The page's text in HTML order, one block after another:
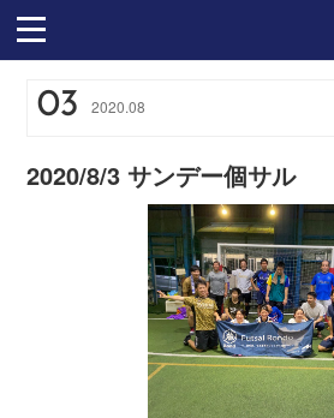
03 2020.08
2020/8/3 サンデー個サル